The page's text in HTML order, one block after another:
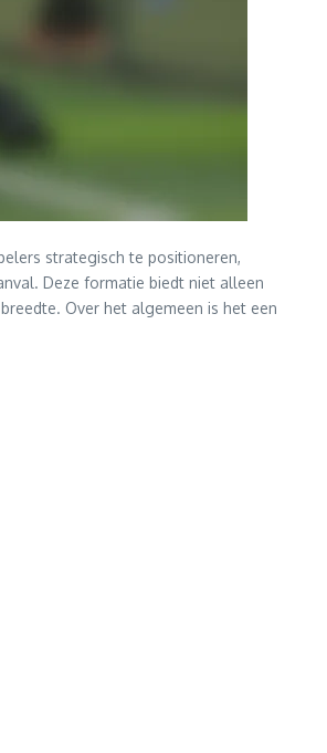
strategisch te positioneren,
Deze formatie biedt niet alleen
Over het algemeen is het een